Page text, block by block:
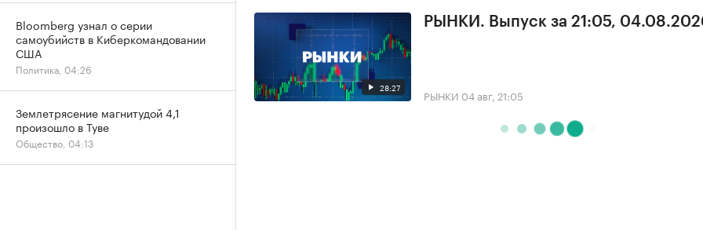
28:27
РЫНКИ. Выпуск за 21:05,
РЫНКИ 04 авг, 21:05
Bloomberg узнал о серии
самоубийств в Киберкомандовании
США
Политика, 04:26
Землетрясение магнитудой 4,1
произошло в Туве
Общество, 04:13